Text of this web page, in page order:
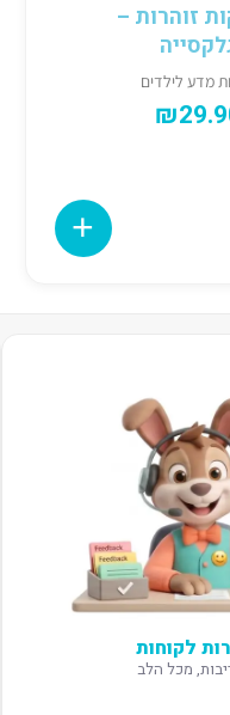
זוהרות –
מדע לילדים
₪
לקוחות
מכל הלב